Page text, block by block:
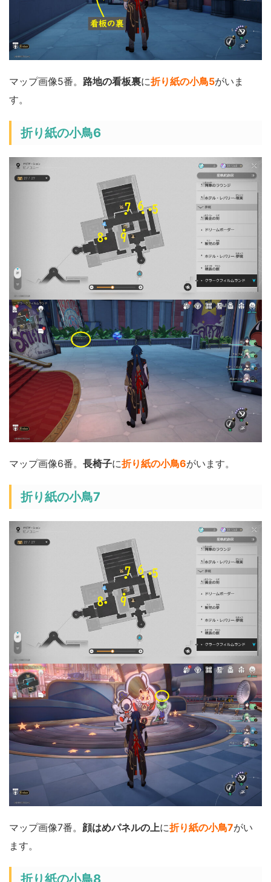
マップ画像5番。 路地の看板裏に折り紙の小鳥5がいま
す。
折り紙の小鳥6
マップ画像6番。 長椅子に折り紙の小鳥6がいます。
折り紙の小鳥7
マップ画像7番。 顔はめパネルの上に折り紙の小鳥7がい
ます。
折り紙の小鳥8